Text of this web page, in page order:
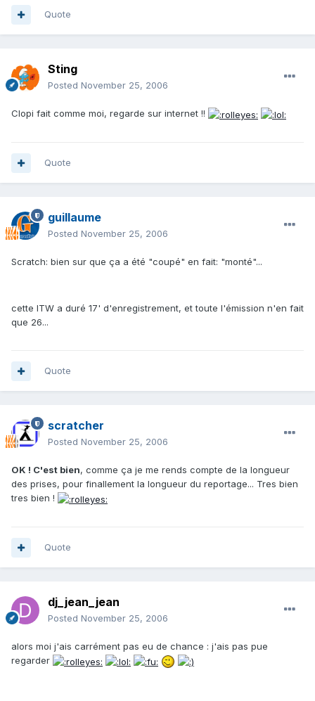
Quote
Sting
Posted November 25, 2006
Clopi fait comme moi, regarde sur internet !!
Quote
guillaume
Posted November 25, 2006
Scratch: bien sur que ça a été "coupé" en fait: "monté"...
cette ITW a duré 17' d'enregistrement, et toute l'émission n'en fait
que 26...
Quote
scratcher
Posted November 25, 2006
OK ! C'est bien, comme ça je me rends compte de la longueur
des prises, pour finallement la longueur du reportage... Tres bien
tres bien !
Quote
dj_jean_jean
Posted November 25, 2006
alors moi j'ais carrément pas eu de chance : j'ais pas pue
regarder